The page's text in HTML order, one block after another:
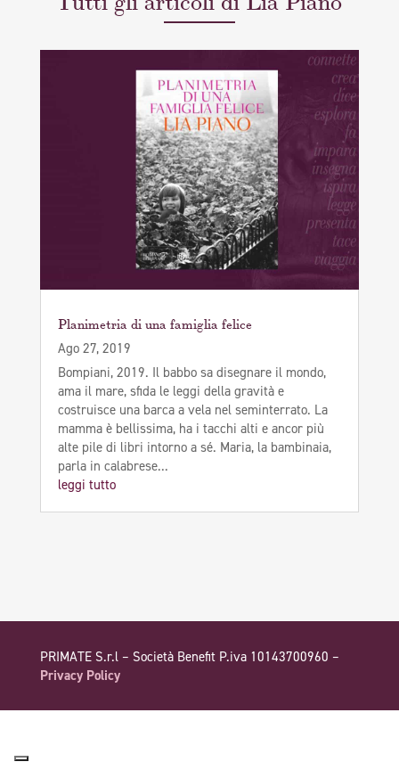
Planimetria di una famiglia felice
Ago 27, 2019
Bompiani, 2019. Il babbo sa disegnare il mondo,
ama il mare, sfida le leggi della gravità e
costruisce una barca a vela nel seminterrato. La
mamma è bellissima, ha i tacchi alti e ancor più
alte pile di libri intorno a sé. Maria, la bambinaia,
parla in calabrese...
leggi tutto
PRIMATE S.r.l – Società Benefit P.iva 10143700960 –
Privacy Policy